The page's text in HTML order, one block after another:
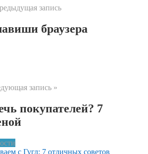
запись
браузера
запись »
покупателей? 7